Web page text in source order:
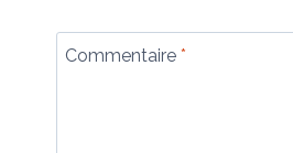
Commentaire *